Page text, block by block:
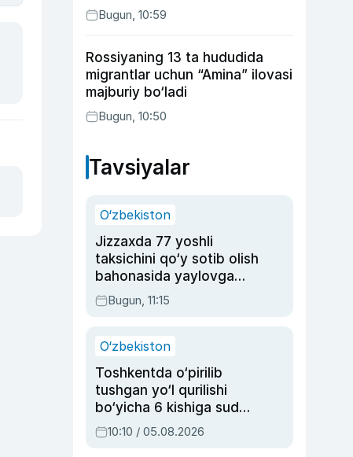
Bugun, 10:59
Rossiyaning 13 ta hududida
migrantlar uchun “Amina” ilovasi
majburiy bo‘ladi
Bugun, 10:50
Tavsiyalar
O‘zbekiston
Jizzaxda 77 yoshli
taksichini qo‘y sotib olish
bahonasida yaylovga
olib borib o‘ldirgan yigit
20 yilga qamaldi
Bugun, 11:15
O‘zbekiston
Toshkentda o‘pirilib
tushgan yo‘l qurilishi
bo‘yicha 6 kishiga sud
hukmi o‘qildi
10:10 / 05.08.2026